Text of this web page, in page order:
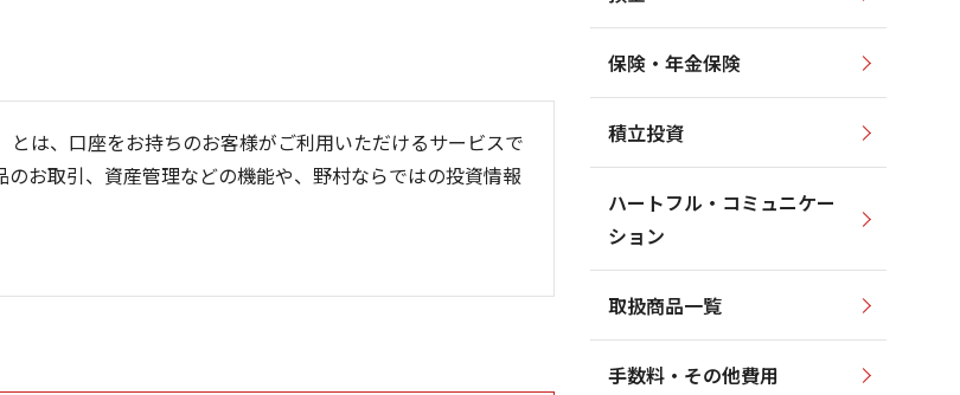
13週移動平均 26週移動平均 出来高(百万)
5ヶ月移動平均 25ヶ月移動平均 出来高(百万)
とは、口座をお持ちのお客様がご利用いただけるサービスで
のお取引、資産管理などの機能や、野村ならではの投資情報
保険・年金保険
積立投資
ハートフル・コミュニケー
ション
取扱商品一覧
手数料・その他費用